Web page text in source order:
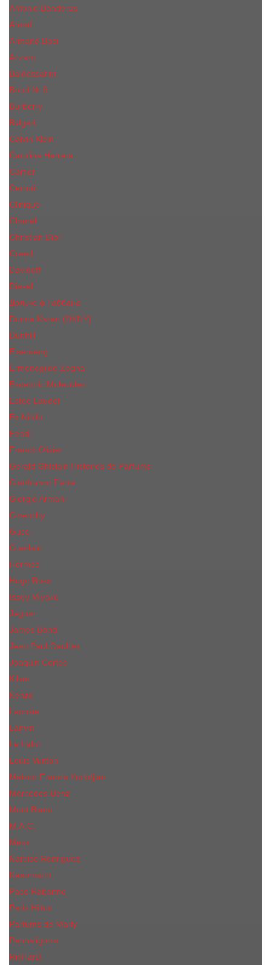
Antonio Banderas
Armaf
Armand Basi
Azzaro
Baldessarini
Bond № 9
Burberry
Bvlgari
Calvin Klein
Carolina Herrera
Cartier
Cerruti
Сliniquе
Chanel
Christian Dior
Creed
Davidoff
Diesel
Дольче & Габбана
Donna Karan (DKNY)
Dunhill
Eisenberg
Ermenegildo Zegna
Escentric Molecules
Еsteе Lаudеr
Ex Nihilo
Fendi
Franck Olivier
Gerald Ghislain Histoires de Parfums
Gianfranco Ferre
Giorgio Armani
Givenchy
Gucci
Guerlain
Hermes
Hugo Boss
Issey Miyake
Jaguar
James Bond
Jean Paul Gaultier
Joaquin Сortes
Kilian
Kenzo
Lacoste
Lanvin
Le Labo
Louis Vuitton
Maison Francis Kurkdjian
Mercedes-Benz
Mont Blanc
M.А.C.
Mexx
Narciso Rodriguez
Nasomatto
Paco Rabanne
Paris Hilton
Parfums de Marly
Penhaligon​'s
RicHarD